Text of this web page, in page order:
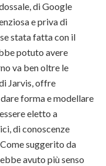
di Google
e priva di
stata fatta con il
potuto avere
va ben oltre le
Jarvis, offre
forma e modellare
eletto a
di conoscenze
suggerito da
avuto più senso